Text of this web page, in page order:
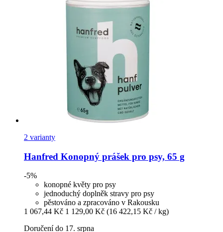
2 varianty
Hanfred Konopný prášek pro psy, 65 g
-5%
konopné květy pro psy
jednoduchý doplněk stravy pro psy
pěstováno a zpracováno v Rakousku
1 067,44 Kč 1 129,00 Kč (16 422,15 Kč / kg)
Doručení do 17. srpna